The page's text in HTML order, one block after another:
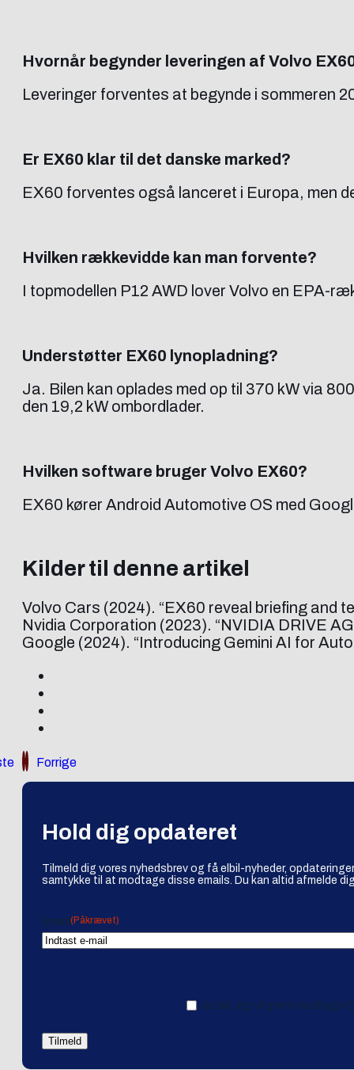
Hvornår begynder leveringen af Volvo
Leveringer forventes at begynde i sommeren
Er EX60 klar til det danske marked?
EX60 forventes også lanceret i Europa, men
Hvilken rækkevidde kan man forvente?
I topmodellen P12 AWD lover Volvo en EPA-
Understøtter EX60 lynopladning?
Ja. Bilen kan oplades med op til 370 kW via
den 19,2 kW ombordlader.
Hvilken software bruger Volvo EX60?
EX60 kører Android Automotive OS med
Kilder til denne artikel
Volvo Cars (2024). “EX60 reveal briefing and
Nvidia Corporation (2023). “NVIDIA DRIVE
Google (2024). “Introducing Gemini AI for
Forrige
Hold dig opdateret
Tilmeld dig vores nyhedsbrev og få elbil-nyheder,
samtykke til at modtage disse emails. Du kan altid afmelde
Email (Påkrævet)
Ja tak, jeg vil gerne modtage